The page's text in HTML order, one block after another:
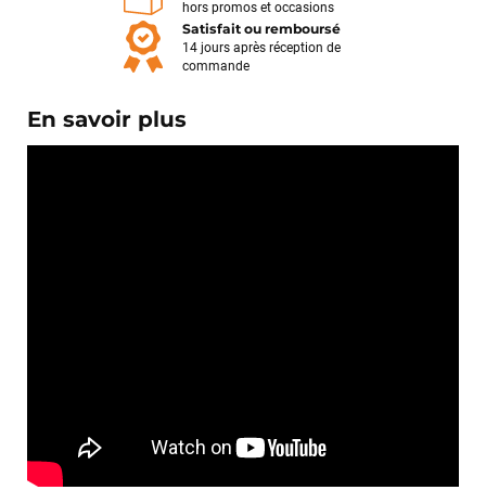
hors promos et occasions
Satisfait ou remboursé
14 jours après réception de
commande
En savoir plus